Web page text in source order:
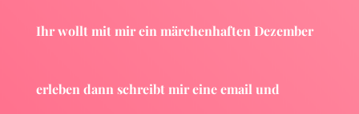
Ihr wollt mit mir ein märchenhaften Dezember
erleben dann schreibt mir eine email und